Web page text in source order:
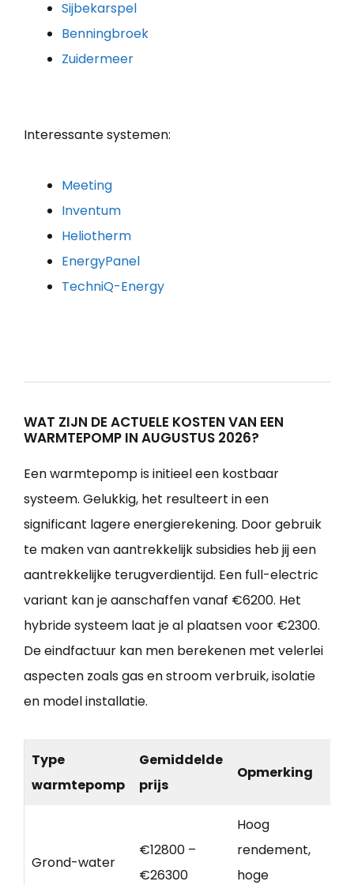
Sijbekarspel
Benningbroek
Zuidermeer
Interessante systemen:
Meeting
Inventum
Heliotherm
EnergyPanel
TechniQ-Energy
WAT ZIJN DE ACTUELE KOSTEN VAN EEN
WARMTEPOMP IN AUGUSTUS 2026?
Een warmtepomp is initieel een kostbaar
systeem. Gelukkig, het resulteert in een
significant lagere energierekening. Door gebruik
te maken van aantrekkelijk subsidies heb jij een
aantrekkelijke terugverdientijd. Een full-electric
variant kan je aanschaffen vanaf €6200. Het
hybride systeem laat je al plaatsen voor €2300.
De eindfactuur kan men berekenen met velerlei
aspecten zoals gas en stroom verbruik, isolatie
en model installatie.
Type
warmtepomp
Gemiddelde
prijs
Opmerking
Grond-water
€12800 –
€26300
Hoog
rendement,
hoge